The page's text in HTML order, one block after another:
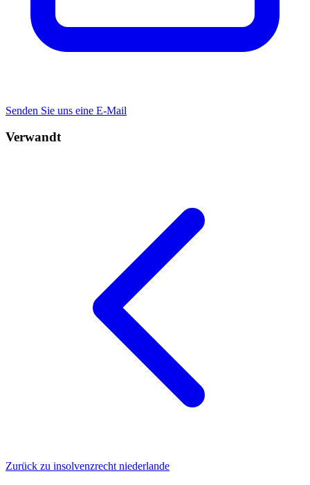
Senden Sie uns eine E-Mail
Verwandt
Zurück zu insolvenzrecht niederlande